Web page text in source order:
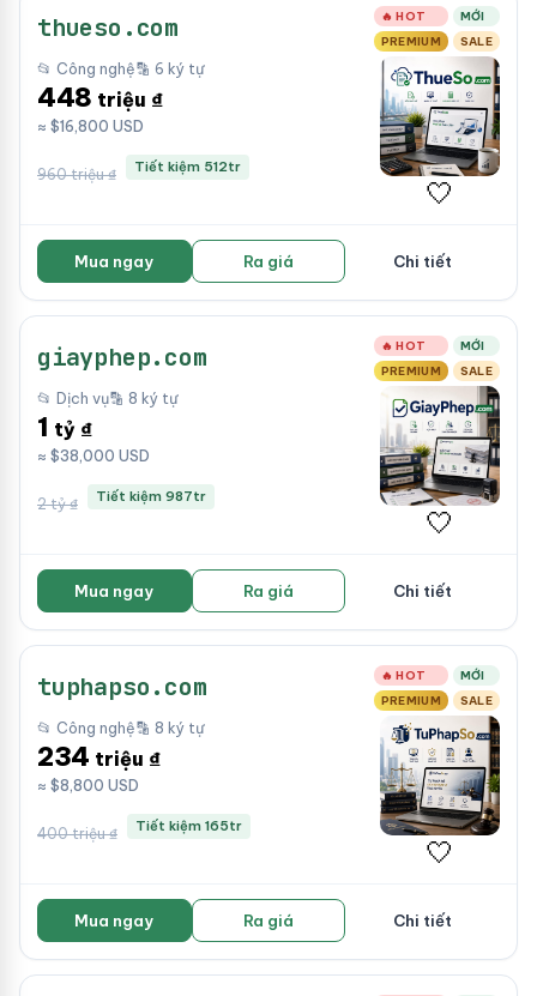
thueso.com 🔥 HOT
MỚI
PREMIUM
SALE
📂 Công nghệ🔡 6 ký tự
448 triệu ₫
≈ $16,800 USD
960 triệu ₫ Tiết kiệm 512tr
🤍
Mua ngay Ra giá Chi tiết
giayphep.com 🔥 HOT
MỚI
PREMIUM
SALE
📂 Dịch vụ🔡 8 ký tự
1 tỷ ₫
≈ $38,000 USD
2 tỷ ₫ Tiết kiệm 987tr
🤍
Mua ngay Ra giá Chi tiết
tuphapso.com 🔥 HOT
MỚI
PREMIUM
SALE
📂 Công nghệ🔡 8 ký tự
234 triệu ₫
≈ $8,800 USD
400 triệu ₫ Tiết kiệm 165tr
🤍
Mua ngay Ra giá Chi tiết